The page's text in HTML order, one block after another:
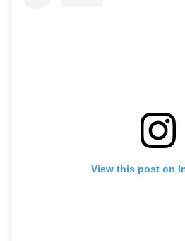
View this post on